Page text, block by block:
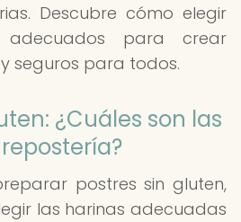
Descubre cómo elegir
adecuados para crear
seguros para todos.
¿Cuáles son las
postres sin gluten,
las harinas adecuadas